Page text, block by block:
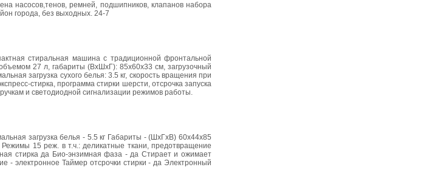
насосов,тенов, ремней, подшипников, клапанов набора
города, без выходных. 24-7
стиральная машина с традиционной фронтальной
27 л, габариты (ВxШxГ): 85x60x33 см, загрузочный
загрузка сухого белья: 3.5 кг, скорость вращения при
стирка, программа стирки шерсти, отсрочка запуска
и светодиодной сигнализации режимов работы.
загрузка белья - 5.5 кг Габариты - (ШxГxВ) 60x44x85
15 реж. в т.ч.: деликатные ткани, предотвращение
стирка да Био-энзимная фаза - да Стирает и ожимает
электронное Таймер отсрочки стирки - да Электронный